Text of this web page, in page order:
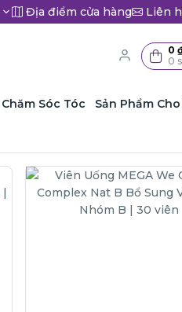
Địa điểm cửa hàng Liên
0
0
Chăm Sóc Tóc Sản Phẩm